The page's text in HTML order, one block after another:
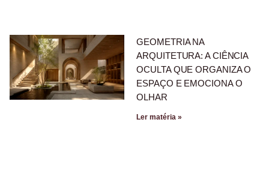
GEOMETRIA NA
ARQUITETURA: A CIÊNCIA
OCULTA QUE ORGANIZA O
ESPAÇO E EMOCIONA O
OLHAR
Ler matéria »